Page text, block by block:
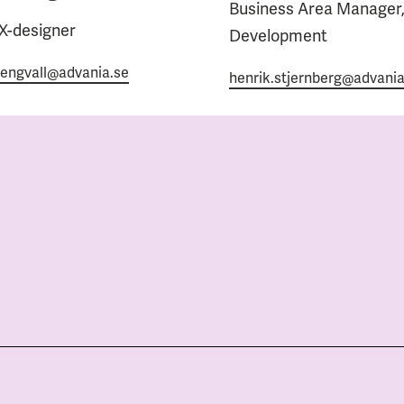
designer
Business Area Manager,
Development